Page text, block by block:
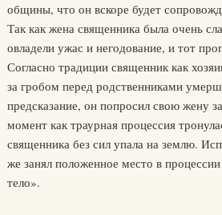
общины, что он вскоре будет
Так как жена священника была очень
овладели ужас и негодование, и тот
Согласно традиции священник как
за гробом перед родственниками
предсказание, он попросил свою жену
момент как траурная процессия
священника без сил упала на землю.
же занял положенное место в
тело».